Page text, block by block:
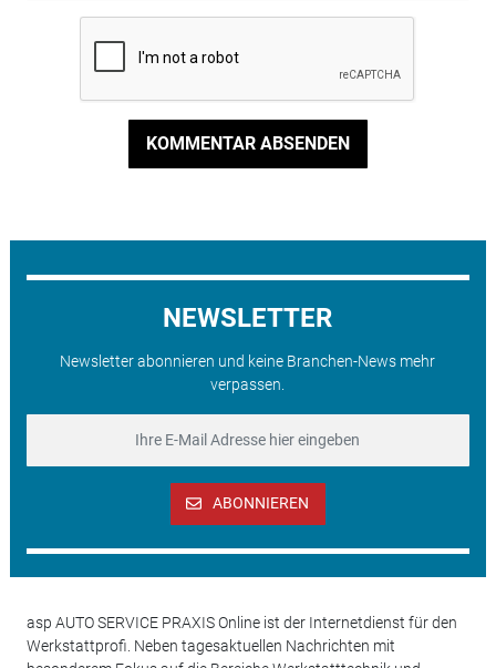
KOMMENTAR ABSENDEN
NEWSLETTER
Newsletter abonnieren und keine Branchen-News mehr
verpassen.
ABONNIEREN
asp AUTO SERVICE PRAXIS Online ist der Internetdienst für den
Werkstattprofi. Neben tagesaktuellen Nachrichten mit